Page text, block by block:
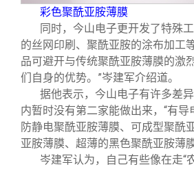
彩色聚酰亚胺薄膜
同时，今山电子更开发了特殊
的丝网印刷、聚酰亚胺的涂布加工
品可避开与传统聚酰亚胺薄膜的激
们自身的优势。”岑建军介绍道。
据他表示，今山电子有许多差
内暂时没有第二家能做出来，“有导
防静电聚酰亚胺薄膜、可成型聚酰
亚胺薄膜、超薄的黑色聚酰亚胺薄
岑建军认为，自己有些像在走“